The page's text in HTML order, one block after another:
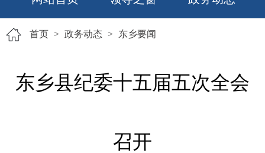
首页 > 政务动态 > 东乡要闻
东乡县纪委十五届五次全会
召开